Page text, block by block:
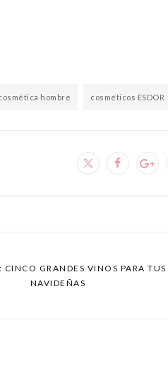
hombre cosméticos ESDOR
CINCO GRANDES VINOS PARA
NAVIDEÑAS